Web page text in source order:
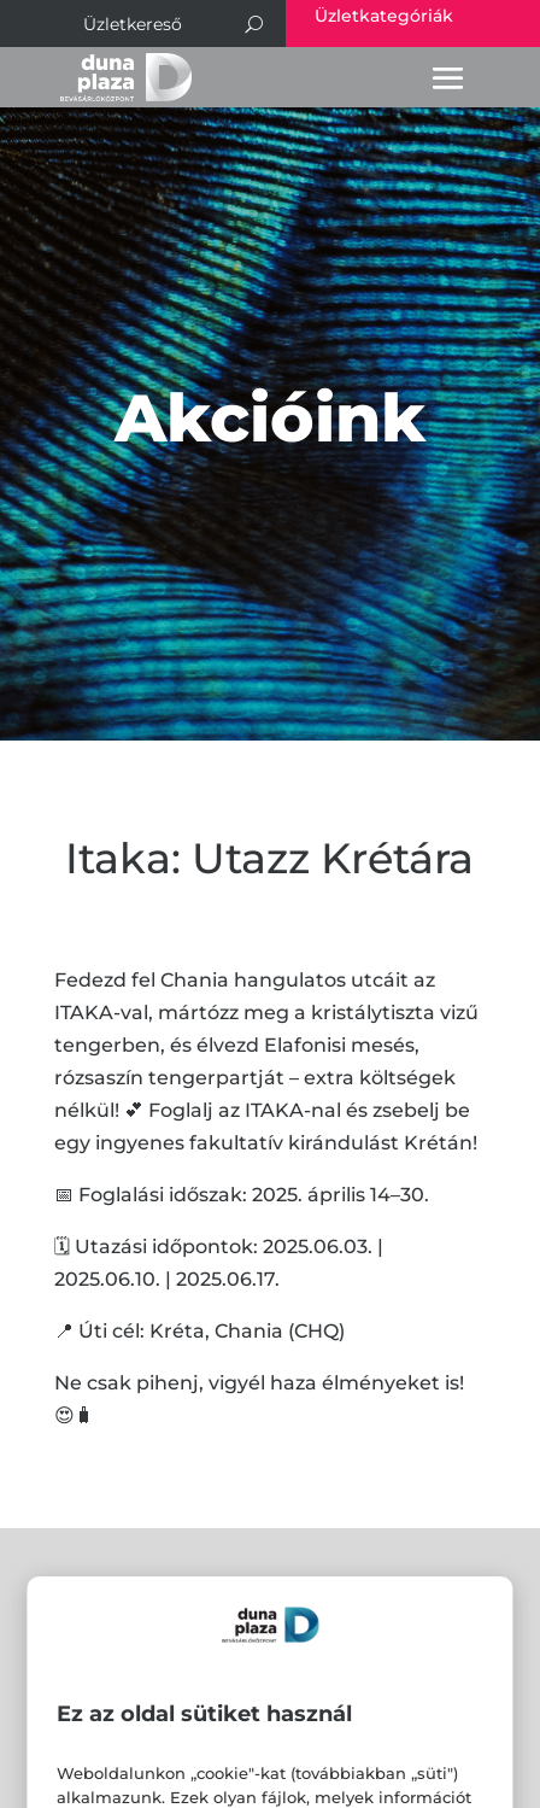
Üzletkategóriák
Akcióink
Itaka: Utazz Krétára
Fedezd fel Chania hangulatos utcáit az
ITAKA-val, mártózz meg a kristálytiszta vizű
tengerben, és élvezd Elafonisi mesés,
rózsaszín tengerpartját – extra költségek
nélkül! 💕 Foglalj az ITAKA-nal és zsebelj be
egy ingyenes fakultatív kirándulást Krétán!
📅 Foglalási időszak: 2025. április 14–30.
🗓️ Utazási időpontok: 2025.06.03. |
2025.06.10. | 2025.06.17.
📍 Úti cél: Kréta, Chania (CHQ)
Ne csak pihenj, vigyél haza élményeket is!
😍🧳
Ez az oldal sütiket használ
Weboldalunkon „cookie"-kat (továbbiakban „süti")
alkalmazunk. Ezek olyan fájlok, melyek információt